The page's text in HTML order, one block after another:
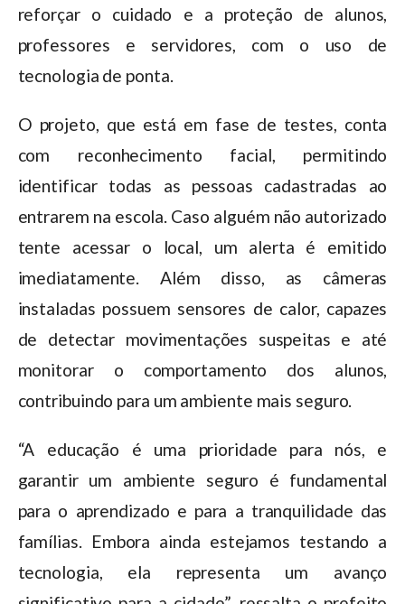
reforçar o cuidado e a proteção de alunos,
professores e servidores, com o uso de
tecnologia de ponta.
O projeto, que está em fase de testes, conta
com reconhecimento facial, permitindo
identificar todas as pessoas cadastradas ao
entrarem na escola. Caso alguém não autorizado
tente acessar o local, um alerta é emitido
imediatamente. Além disso, as câmeras
instaladas possuem sensores de calor, capazes
de detectar movimentações suspeitas e até
monitorar o comportamento dos alunos,
contribuindo para um ambiente mais seguro.
“A educação é uma prioridade para nós, e
garantir um ambiente seguro é fundamental
para o aprendizado e para a tranquilidade das
famílias. Embora ainda estejamos testando a
tecnologia, ela representa um avanço